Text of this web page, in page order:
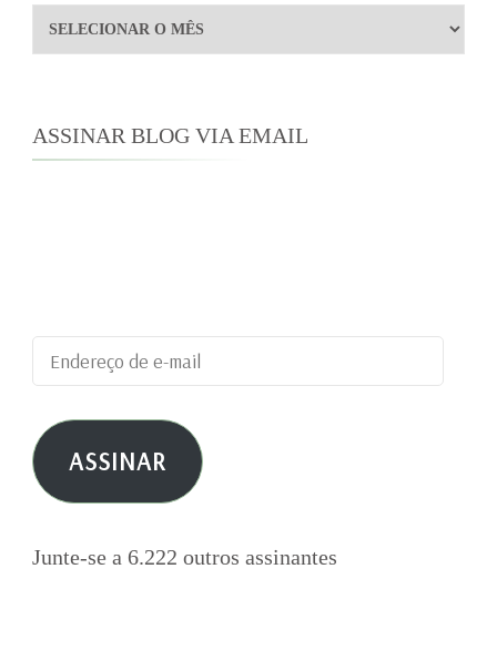
Arquivos
ASSINAR BLOG VIA EMAIL
Endereço
de
e-
mail ASSINAR
Junte-se a 6.222 outros assinantes